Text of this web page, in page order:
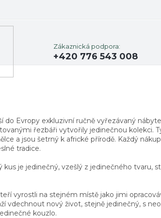
Zákaznická podpora:
+420 776 543 008
do Evropy exkluzivní ručně vyřezávaný
řezbáři vytvořily jedinečnou kolekci.
a jsou šetrný k africké přírodě. Každý
tradice.
je jedinečný, vzešlý z jedinečného tvaru,
vyrostli na stejném místě jako jimi
vdechnout nový život, stejně jedinečný, s
kouzlo.